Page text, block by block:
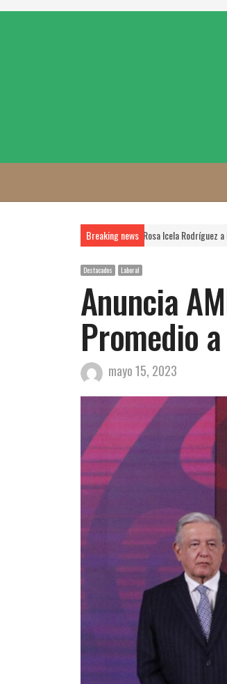
Breaking news
Asegura Rosa Icela Rodríguez a Dirigentes…
Destacados Laboral
Anuncia
Promedio
mayo 15, 2023